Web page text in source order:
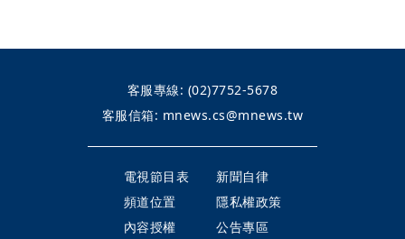
客服專線: (02)7752-5678
客服信箱: mnews.cs@mnews.tw
電視節目表
新聞自律
頻道位置
隱私權政策
內容授權
公告專區